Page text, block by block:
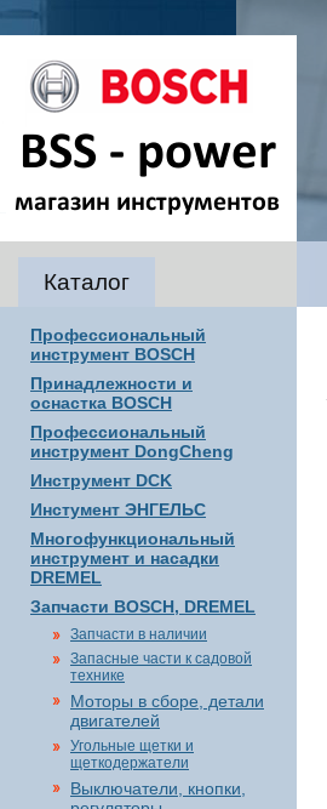
Каталог
Профессиональный
инструмент BOSCH
Принадлежности и
оснастка BOSCH
Профессиональный
инструмент DongCheng
Инструмент DCK
Инстумент ЭНГЕЛЬС
Многофункциональный
инструмент и насадки
DREMEL
Запчасти BOSCH, DREMEL
Запчасти в наличии
Запасные части к садовой
технике
Моторы в сборе, детали
двигателей
Угольные щетки и
щеткодержатели
Выключатели, кнопки,